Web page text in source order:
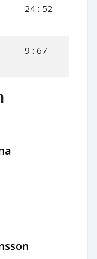
24 : 52
9 : 67